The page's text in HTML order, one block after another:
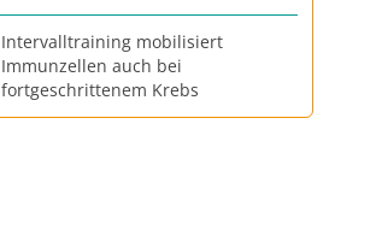
Intervalltraining mobilisiert
Immunzellen auch bei
fortgeschrittenem Krebs